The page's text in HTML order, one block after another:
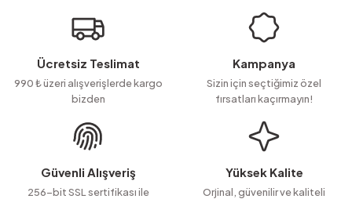
Görüş ve önerileriniz için teşekkür ederiz.
Ürün resmi kalitesiz, bozuk veya görüntülenemiyor.
Ürün açıklamasında eksik bilgiler bulunuyor.
Ürün bilgilerinde hatalar bulunuyor.
Ürün fiyatı diğer sitelerden daha pahalı.
Bu ürüne benzer farklı alternatifler olmalı.
Ücretsiz Teslimat
990 ₺ üzeri alışverişlerde kargo
bizden
Kampanya
Sizin için seçtiğimiz özel
fırsatları kaçırmayın!
Güvenli Alışveriş
256-bit SSL sertifikası ile
Yüksek Kalite
Orjinal, güvenilir ve kaliteli